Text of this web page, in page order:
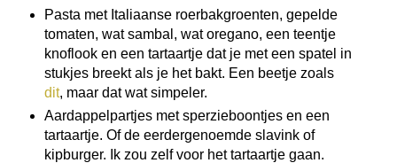
Pasta met Italiaanse roerbakgroenten, gepelde
tomaten, wat sambal, wat oregano, een teentje
knoflook en een tartaartje dat je met een spatel in
stukjes breekt als je het bakt. Een beetje zoals
dit, maar dat wat simpeler.
Aardappelpartjes met sperzieboontjes en een
tartaartje. Of de eerdergenoemde slavink of
kipburger. Ik zou zelf voor het tartaartje gaan.